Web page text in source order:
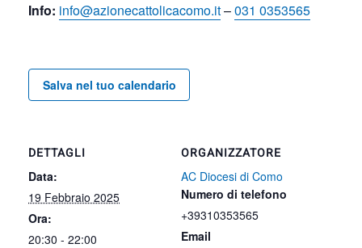
Info: info@azionecattolicacomo.it–031 0353565
Salva nel tuo calendario
DETTAGLI
Data:
19 Febbraio 2025
Ora:
20:30 - 22:00
ORGANIZZATORE
AC Diocesi di Como
Numero di telefono
+39310353565
Email